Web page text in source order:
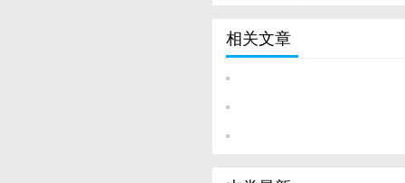
相关文章